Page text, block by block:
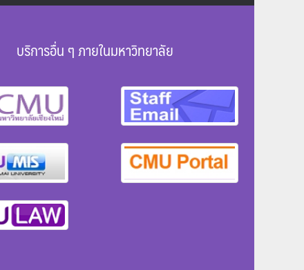
บริการอื่น ๆ ภายในมหาวิทยาลัย